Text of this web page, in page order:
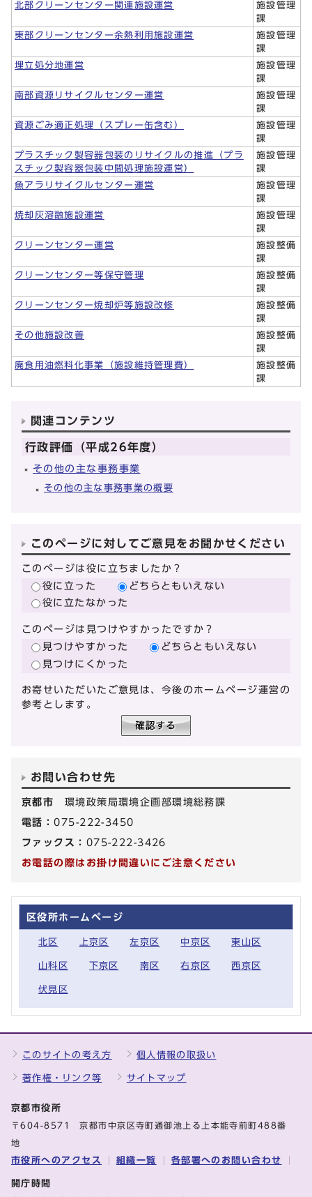
北部クリーンセンター関連施設運営
施設管理
課
東部クリーンセンター余熱利用施設運営
施設管理
課
埋立処分地運営
施設管理
課
南部資源リサイクルセンター運営
施設管理
課
資源ごみ適正処理（スプレー缶含む）
施設管理
課
プラスチック製容器包装のリサイクルの推進（プラ
スチック製容器包装中間処理施設運営）
施設管理
課
魚アラリサイクルセンター運営
施設管理
課
焼却灰溶融施設運営
施設管理
課
クリーンセンター運営
施設整備
課
クリーンセンター等保守管理
施設整備
課
クリーンセンター焼却炉等施設改修
施設整備
課
その他施設改善
施設整備
課
廃食用油燃料化事業（施設維持管理費）
施設整備
課
関連コンテンツ
行政評価（平成26年度）
その他の主な事務事業
その他の主な事務事業の概要
このページに対してご意見をお聞かせください
このページは役に立ちましたか？
役に立った
どちらともいえない
役に立たなかった
このページは見つけやすかったですか？
見つけやすかった
どちらともいえない
見つけにくかった
お寄せいただいたご意見は、今後のホームページ運営の
参考とします。
お問い合わせ先
京都市 環境政策局環境企画部環境総務課
電話：075-222-3450
ファックス： 075-222-3426
お電話の際はお掛け間違いにご注意ください
区役所ホームページ
北区 上京区 左京区 中京区 東山区
山科区 下京区 南区 右京区 西京区
伏見区
このサイトの考え方 個人情報の取扱い
著作権・リンク等 サイトマップ
京都市役所
〒604-8571 京都市中京区寺町通御池上る上本能寺前町488番
地
市役所へのアクセス 組織一覧 各部署へのお問い合わせ
開庁時間